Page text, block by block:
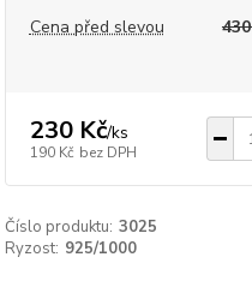
Cena před slevou
230 Kč/ks
190 Kč bez DPH
Číslo produktu: 3025
Ryzost: 925/1000